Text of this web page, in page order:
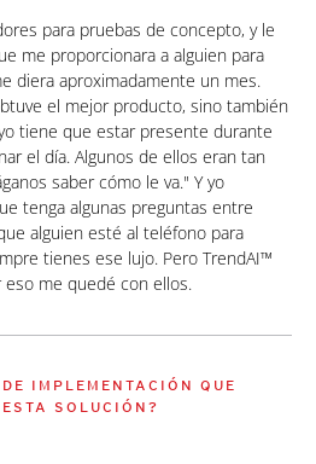
para pruebas de concepto, y le
me proporcionara a alguien para
diera aproximadamente un mes.
el mejor producto, sino también
tiene que estar presente durante
el día. Algunos de ellos eran tan
saber cómo le va." Y yo
tenga algunas preguntas entre
alguien esté al teléfono para
tienes ese lujo. Pero TrendAI™
me quedé con ellos.
IMPLEMENTACIÓN QUE
SOLUCIÓN?